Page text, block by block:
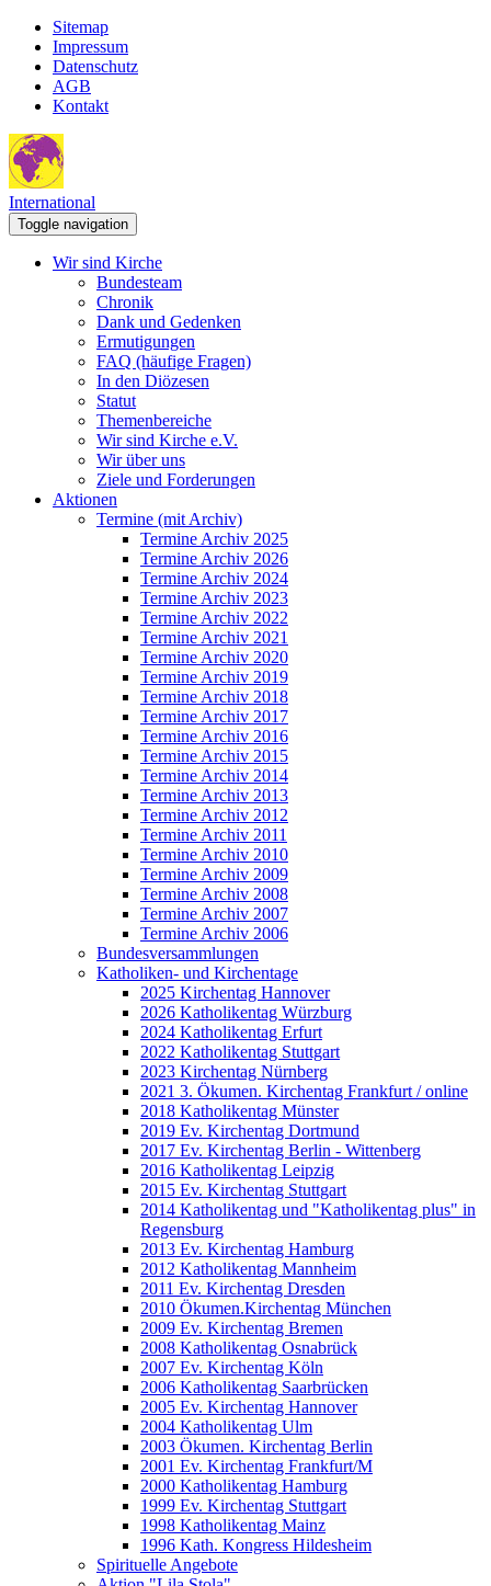
Sitemap
Impressum
Datenschutz
AGB
Kontakt
International
Toggle navigation
Wir sind Kirche
Bundesteam
Chronik
Dank und Gedenken
Ermutigungen
FAQ (häufige Fragen)
In den Diözesen
Statut
Themenbereiche
Wir sind Kirche e.V.
Wir über uns
Ziele und Forderungen
Aktionen
Termine (mit Archiv)
Termine Archiv 2025
Termine Archiv 2026
Termine Archiv 2024
Termine Archiv 2023
Termine Archiv 2022
Termine Archiv 2021
Termine Archiv 2020
Termine Archiv 2019
Termine Archiv 2018
Termine Archiv 2017
Termine Archiv 2016
Termine Archiv 2015
Termine Archiv 2014
Termine Archiv 2013
Termine Archiv 2012
Termine Archiv 2011
Termine Archiv 2010
Termine Archiv 2009
Termine Archiv 2008
Termine Archiv 2007
Termine Archiv 2006
Bundesversammlungen
Katholiken- und Kirchentage
2025 Kirchentag Hannover
2026 Katholikentag Würzburg
2024 Katholikentag Erfurt
2022 Katholikentag Stuttgart
2023 Kirchentag Nürnberg
2021 3. Ökumen. Kirchentag Frankfurt / online
2018 Katholikentag Münster
2019 Ev. Kirchentag Dortmund
2017 Ev. Kirchentag Berlin - Wittenberg
2016 Katholikentag Leipzig
2015 Ev. Kirchentag Stuttgart
2014 Katholikentag und "Katholikentag plus" in
Regensburg
2013 Ev. Kirchentag Hamburg
2012 Katholikentag Mannheim
2011 Ev. Kirchentag Dresden
2010 Ökumen.Kirchentag München
2009 Ev. Kirchentag Bremen
2008 Katholikentag Osnabrück
2007 Ev. Kirchentag Köln
2006 Katholikentag Saarbrücken
2005 Ev. Kirchentag Hannover
2004 Katholikentag Ulm
2003 Ökumen. Kirchentag Berlin
2001 Ev. Kirchentag Frankfurt/M
2000 Katholikentag Hamburg
1999 Ev. Kirchentag Stuttgart
1998 Katholikentag Mainz
1996 Kath. Kongress Hildesheim
Spirituelle Angebote